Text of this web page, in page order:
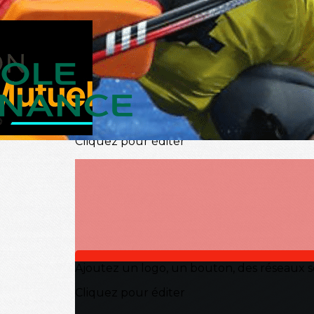
Exporter les lignes sélectionnées
Exporter toutes les colonnes
Exporter uniquement les colonnes affichées
Menu
?>
Images de la page d'accueil
Cliquez pour éditer